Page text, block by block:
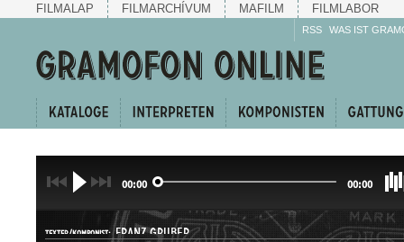
FILMALAP FILMARCHÍVUM MAFILM FILMLABOR
RSS WAS IST
00:00 00:00
TEXTER/KOMPONIST: FRANZ GRUBER